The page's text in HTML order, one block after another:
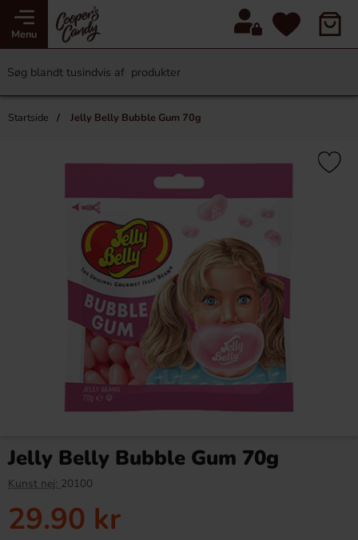
Menu
Startside Jelly Belly Bubble Gum 70g
Jelly Belly Bubble Gum 70g
Kunst nej: 20100
29.90 kr